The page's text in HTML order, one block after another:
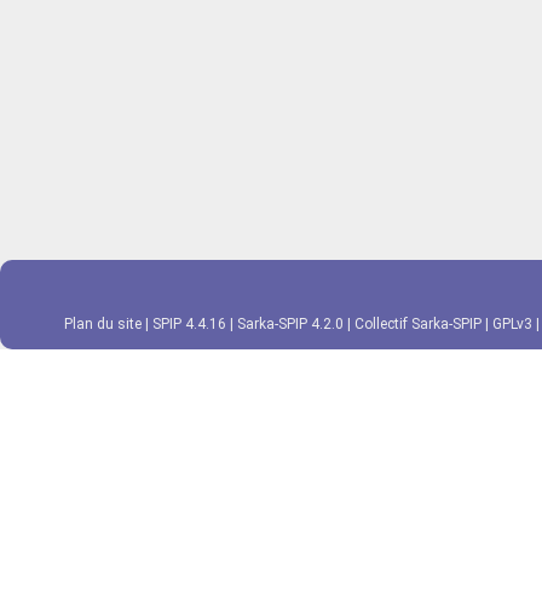
Plan du site SPIP 4.4.16 Sarka-SPIP 4.2.0 Collectif Sarka-SPIP GPLv3